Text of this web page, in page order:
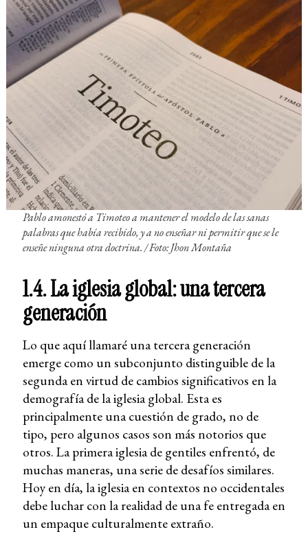
Pablo amonestó a Timoteo a mantener el modelo de las sanas
palabras que había recibido, y a no enseñar ni permitir que se le
enseñe ninguna otra doctrina. / Foto: Jhon Montaña
1.4. La iglesia global: una tercera
generación
Lo que aquí llamaré una tercera generación
emerge como un subconjunto distinguible de la
segunda en virtud de cambios significativos en la
demografía de la iglesia global. Esta es
principalmente una cuestión de grado, no de
tipo, pero algunos casos son más notorios que
otros. La primera iglesia de gentiles enfrentó, de
muchas maneras, una serie de desafíos similares.
Hoy en día, la iglesia en contextos no occidentales
debe luchar con la realidad de una fe entregada en
un empaque culturalmente extraño.